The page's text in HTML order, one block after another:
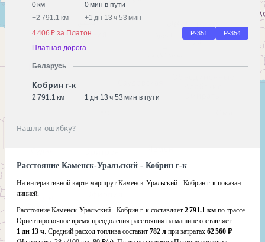
0 км
0 мин в пути
+2 791.1 км +1 дн 13 ч 53 мин
4 406 ₽ за Платон
Р-351 Р-354
Платная дорога
Беларусь
Кобрин г-к
2 791.1 км 1 дн 13 ч 53 мин в пути
Нашли ошибку?
Расстояние Каменск-Уральский - Кобрин г-к
На интерактивной карте маршрут Каменск-Уральский - Кобрин г-к показан
линией.
Расстояние Каменск-Уральский - Кобрин г-к составляет 2 791.1 км по трассе.
Ориентировочное время преодоления расстояния на машине составляет
1 дн 13 ч. Средний расход топлива составит 782 л при затратах 62 560 ₽